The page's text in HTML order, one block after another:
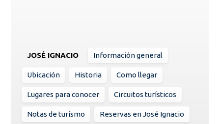
JOSÉ IGNACIO Información general
Ubicación Historia Como llegar
Lugares para conocer Circuitos turísticos
Notas de turísmo Reservas en José Ignacio